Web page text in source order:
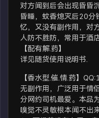
对方闻到后会出现昏昏
昏睡，蚊香熄灭后20分
忆，又没有副作用，对
人防不胜防，常用于酒
【配有解.药】
详见随货使用说明书.
【香水型.催.情.药】
无副作用，广泛用于情
分网约司机最爱。本品
嗅觉不灵敏根本闻不出来